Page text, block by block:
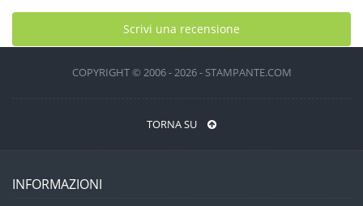
Scrivi una recensione
COPYRIGHT © 2006 - 2026 - STAMPANTE.COM
TORNA SU
INFORMAZIONI